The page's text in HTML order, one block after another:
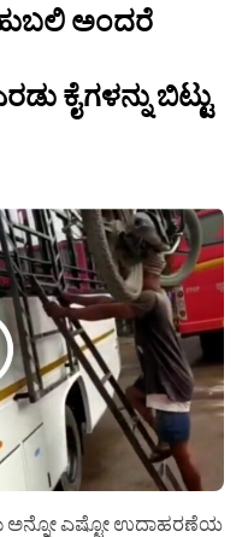
ಅಂದರೆ
ಕೈಗಳನ್ನು ಬಿಟ್ಟು
ಅನ್ನೋ ಎಷ್ಟೋ ಉದಾಹರಣೆಯ